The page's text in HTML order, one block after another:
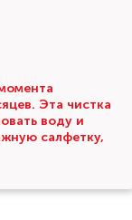
Эта чистка
воду и
салфетку,